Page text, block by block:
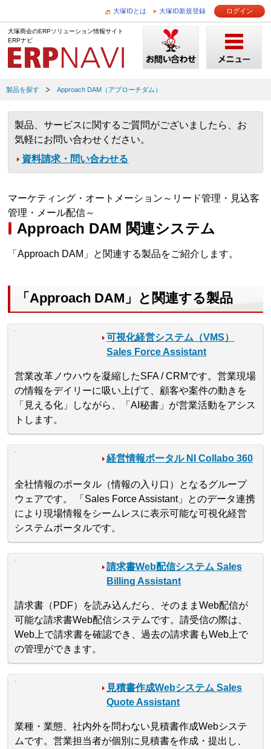
大塚IDとは 大塚ID新規登録 ログイン
大塚商会のERPソリューション情報サイト
ERPナビ
製品を探す Approach DAM（アプローチダム）
製品、サービスに関するご質問がございましたら、お
気軽にお問い合わせください。
資料請求・問い合わせる
マーケティング・オートメーション～リード管理・見込客
管理・メール配信～
Approach DAM 関連システム
「Approach DAM」と関連する製品をご紹介します。
「Approach DAM」と関連する製品
可視化経営システム（VMS）
Sales Force Assistant
営業改革ノウハウを凝縮したSFA / CRMです。営業現場
の情報をデイリーに吸い上げて、顧客や案件の動きを
「見える化」しながら、「AI秘書」が営業活動をアシス
トします。
経営情報ポータル NI Collabo 360
全社情報のポータル（情報の入り口）となるグループ
ウェアです。 「Sales Force Assistant」とのデータ連携
により現場情報をシームレスに表示可能な可視化経営
システムポータルです。
請求書Web配信システム Sales
Billing Assistant
請求書（PDF）を読み込んだら、そのままWeb配信が
可能な請求書Web配信システムです。請受信の際は、
Web上で請求書を確認でき、過去の請求書もWeb上で
の管理ができます。
見積書作成Webシステム Sales
Quote Assistant
業種・業態、社内外を問わない見積書作成Webシステ
ムです。営業担当者が個別に見積書を作成・提出し、